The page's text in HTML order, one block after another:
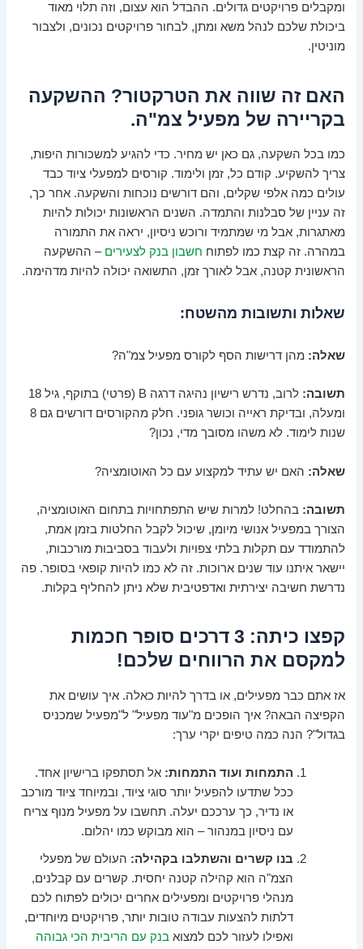
ומקבלים פרויקטים גדולים. ההבדל הוא עצום, וזה תלוי מאוד
ביכולת שלכם לנהל משא ומתן, לבחור פרויקטים נכונים, ולצבור
מוניטין.
האם זה שווה את הטרקטור? ההשקעה
בקריירה של מפעיל צמ"ה.
כמו בכל השקעה, גם כאן יש מחיר. כדי להגיע למשכורות היפות,
צריך להשקיע. קודם כל,זמן ולימוד. קורסים למפעלי ציוד כבד
עולים כמה אלפי שקלים, והם דורשים נוכחות והשקעה. אחר כך,
זה עניין של סבלנות והתמדה. השנים הראשונות יכולות להיות
מאתגרות, אבל מי שמתמיד ורוכש ניסיון, יראה את התמורה
במהרה. זה קצת כמו לפתוח חשבון בנק לצעירים – ההשקעה
הראשונית קטנה, אבל לאורך זמן, התשואה יכולה להיות מדהימה.
שאלות ותשובות מהשטח:
שאלה: מהן דרישות הסף לקורס מפעיל צמ"ה?
תשובה:
לרוב, נדרש רישיון נהיגה דרגה B (פרטי) בתוקף, גיל 18
ומעלה, ובדיקת ראייה וכושר גופני. חלק מהקורסים דורשים גם 8
שנות לימוד. לא משהו מסובך מדי, נכון?
שאלה: האם יש עתיד למקצוע עם כל האוטומציה?
תשובה: בהחלט! למרות שיש התפתחויות בתחום האוטומציה,
הצורך במפעיל אנושי מיומן, שיכול לקבל החלטות בזמן אמת,
להתמודד עם תקלות בלתי צפויות ולעבוד בסביבות מורכבות,
יישאר איתנו עוד שנים ארוכות. זה לא כמו להיות קופאי בסופר. פה
נדרשת חשיבה יצירתית ואדפטיבית שלא ניתן להחליף בקלות.
קפצו כיתה: 3 דרכים סופר חכמות
למקסם את הרווחים שלכם!
אז אתם כבר מפעילים, או בדרך להיות כאלה. איך עושים את
הקפיצה הבאה? איך הופכים מ"עוד מפעיל" ל"מפעיל שמכניס
בגדול"? הנה כמה טיפים יקרי ערך:
התמחות ועוד התמחות: אל תסתפקו ברישיון אחד.
ככל שתדעו להפעיל יותר סוגי ציוד, ובמיוחד ציוד מורכב
או נדיר, כך ערככם יעלה. תחשבו על מפעיל מנוף צריח
עם ניסיון במנהור– הוא מבוקש כמו יהלום.
בנו קשרים והשתלבו בקהילה: העולם של מפעלי
הצמ"ה הוא קהילה קטנה יחסית. קשרים עם קבלנים,
מנהלי פרויקטים ומפעילים אחרים יכולים לפתוח לכם
דלתות להצעות עבודה טובות יותר, פרויקטים מיוחדים,
ואפילו לעזור לכם למצואבנק עם הריבית הכי גבוהה